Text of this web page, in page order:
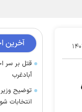
۲۶ آخرین
قتل بر سر
آبادغرب
توضیح وزیر
انتخابات